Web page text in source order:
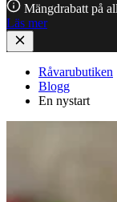
Mängdrabatt på
Läs mer
Råvarubutiken
Blogg
En nystart